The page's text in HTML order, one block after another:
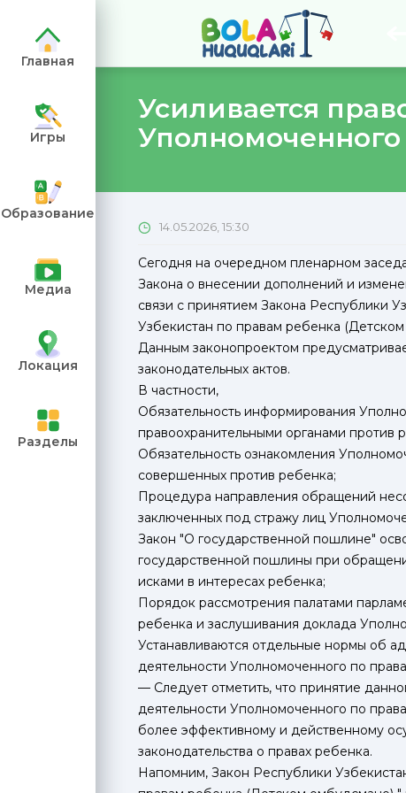
Усиливается
14.05.2026, 15:30
Сегодня на очередном пленарном
Закона о внесении дополнений и
связи с принятием Закона Республики
Узбекистан по правам ребенка
Данным законопроектом
законодательных актов.
В частности,
Обязательность информирования
правоохранительными органами против
Обязательность ознакомления
совершенных против ребенка;
Процедура направления обращений
заключенных под стражу лиц
Закон "О государственной пошлине"
государственной пошлины при
исками в интересах ребенка;
Порядок рассмотрения палатами
ребенка и заслушивания доклада
Устанавливаются отдельные нормы об
деятельности Уполномоченного по
— Следует отметить, что принятие
деятельности Уполномоченного по
более эффективному и действенному
законодательства о правах ребенка.
Напомним, Закон Республики
Главная
Игры
Образование
Медиа
Локация
Разделы